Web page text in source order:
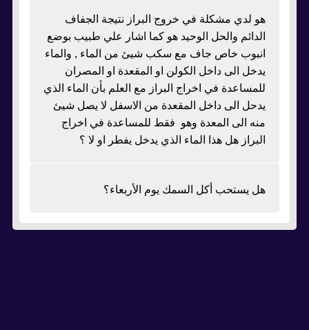
هو لدي مشكلة في خروج البراز نتيجة الجفاف
الدائم والحل الوحيد هو كما اشار علي طبيب بوضع
انبوب خاص جاف مع سكب شيئ من الماء , والماء
يدخل الى داخل الكولن او المقعدة او المصران
للمساعدة في اخراج البراز مع العلم بأن الماء الذي
يدحل الى داخل المقعدة من الاسفل لا يصل شيئ
منه الى المعدة وهو فقط للمساعدة في اخراج
البراز هل هذا الماء الذي يدخل يفطر او لا ؟
هل يستحب أكل السمك يوم الأربعاء؟